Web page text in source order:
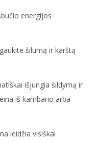
energijos
šilumą ir karštą
išjungia šildymą ir
iš kambario arba
leidžia visiškai